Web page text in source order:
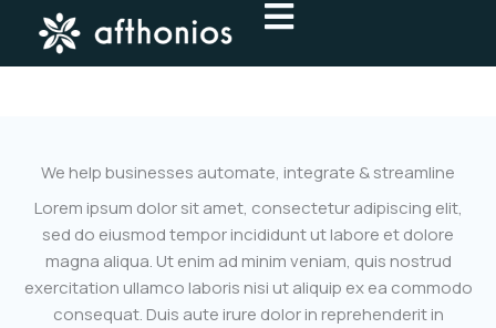
contenu
We help businesses automate, integrate & streamline
Lorem ipsum dolor sit amet, consectetur adipiscing elit,
sed do eiusmod tempor incididunt ut labore et dolore
magna aliqua. Ut enim ad minim veniam, quis nostrud
exercitation ullamco laboris nisi ut aliquip ex ea commodo
consequat. Duis aute irure dolor in reprehenderit in